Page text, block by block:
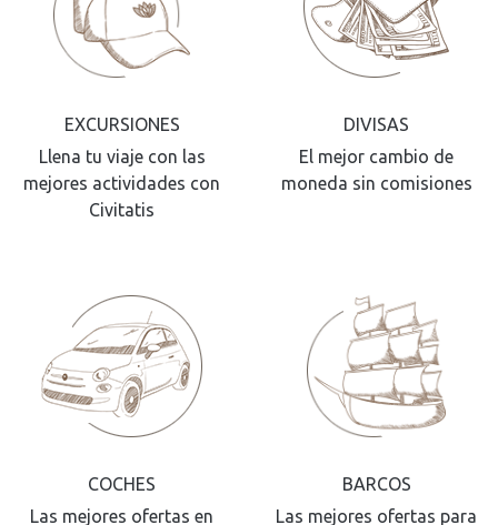
EXCURSIONES
Llena tu viaje con las
mejores actividades con
Civitatis
DIVISAS
El mejor cambio de
moneda sin comisiones
COCHES
Las mejores ofertas en
BARCOS
Las mejores ofertas para